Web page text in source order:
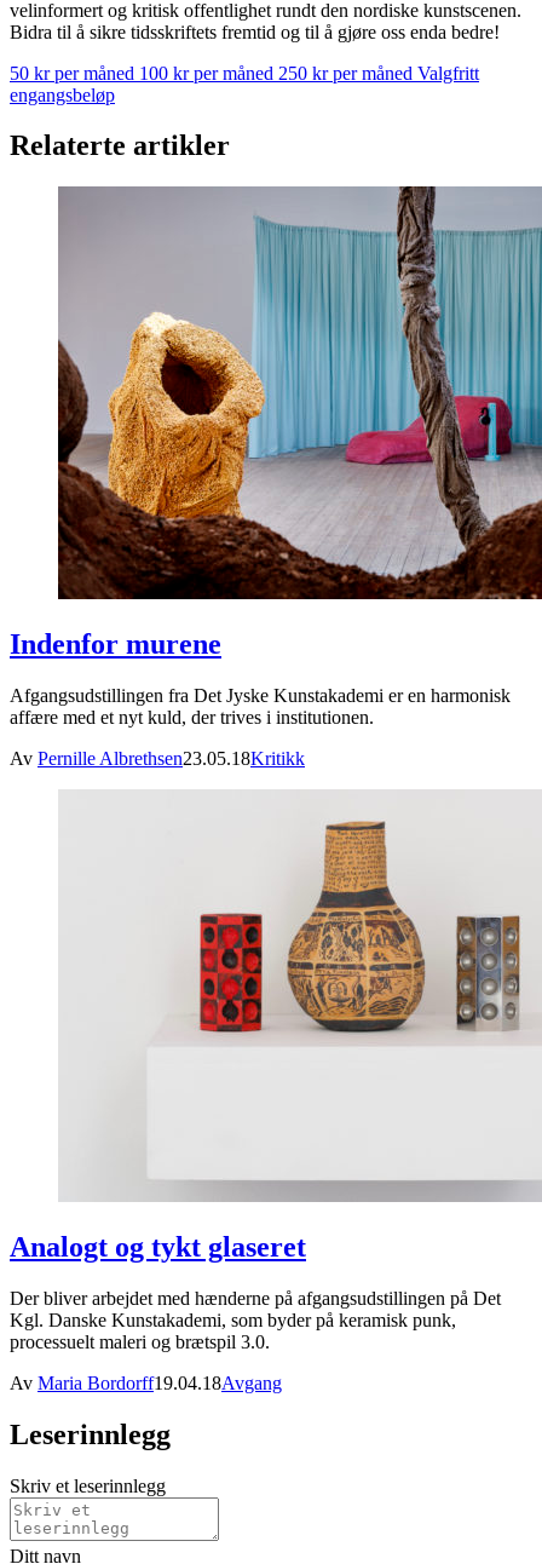
velinformert og kritisk offentlighet rundt den nordiske kunstscenen.
Bidra til å sikre tidsskriftets fremtid og til å gjøre oss enda bedre!
50 kr per måned 100 kr per måned 250 kr per måned Valgfritt
engangsbeløp
Relaterte artikler
Indenfor murene
Afgangsudstillingen fra Det Jyske Kunstakademi er en harmonisk
affære med et nyt kuld, der trives i institutionen.
Av Pernille Albrethsen23.05.18Kritikk
Analogt og tykt glaseret
Der bliver arbejdet med hænderne på afgangsudstillingen på Det
Kgl. Danske Kunstakademi, som byder på keramisk punk,
processuelt maleri og brætspil 3.0.
Av Maria Bordorff19.04.18Avgang
Leserinnlegg
Skriv et leserinnlegg
Ditt navn